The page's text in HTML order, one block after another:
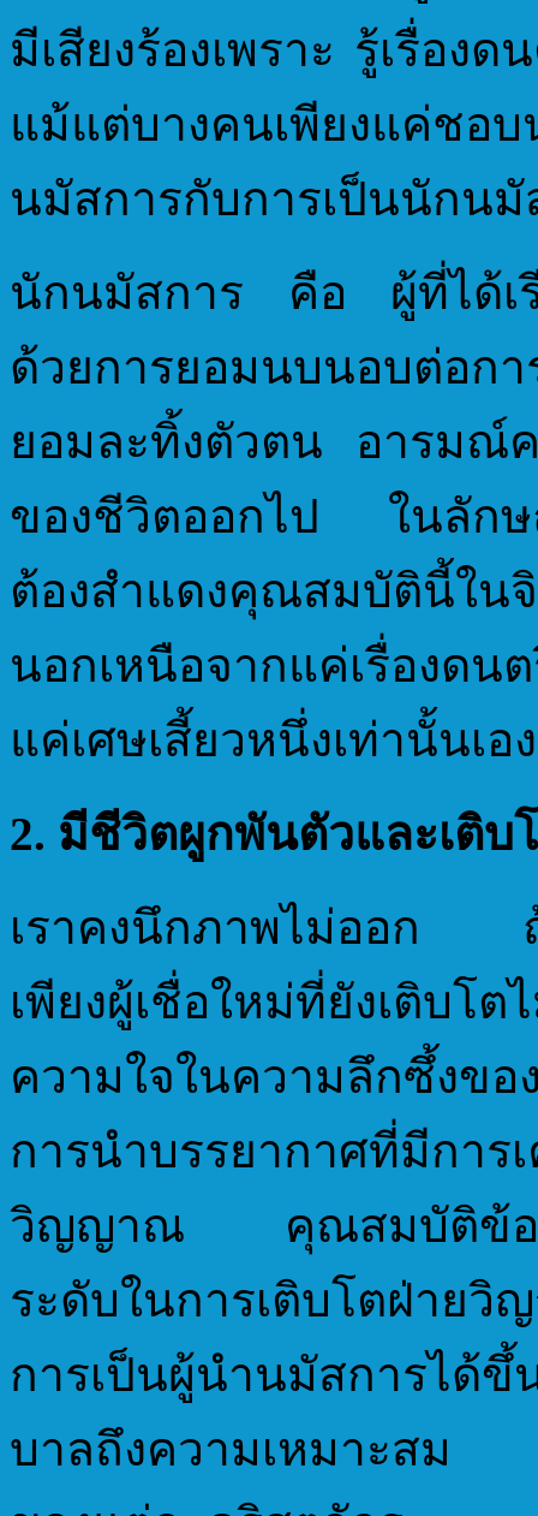
มีเสียงร้องเพราะ รู้เรื่อง
แม้แต่บางคนเพียงแค่
นมัสการกับการเป็นนักน
นักนมัสการ คือ ผู้ที่ได้เรี
ด้วยการยอมนบนอบต่อก
ยอมละทิ้งตัวตน อารมณ์
ของชีวิตออกไป ในลักษ
ต้องสำแดงคุณสมบัตินี้ใน
นอกเหนือจากแค่เรื่องดน
แค่เศษเสี้ยวหนึ่งเท่านั้นเ
2. มีชีวิตผูกพันตัวและเติ
เราคงนึกภาพไม่ออก ถ้
เพียงผู้เชื่อใหม่ที่ยังเติบโ
ความใจในความลึกซึ้งขอ
การนำบรรยากาศที่มีการ
วิญญาณ คุณสมบัติข้อนี้
ระดับในการเติบโตฝ่าย
การเป็นผู้นำนมัสการได้
บาลถึงความเหมาะสม